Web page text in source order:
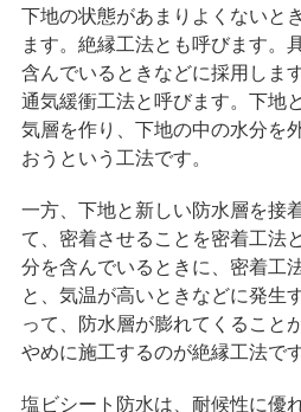
下地の状態があまりよくないと
ます。絶縁工法とも呼びます。
含んでいるときなどに採用しま
通気緩衝工法と呼びます。下地
気層を作り、下地の中の水分を
おうという工法です。
一方、下地と新しい防水層を接
て、密着させることを密着工
分を含んでいるときに、密着工
と、気温が高いときなどに発生
って、防水層が膨れてくること
やめに施工するのが絶縁工法です
塩ビシート防水は、耐候性に優